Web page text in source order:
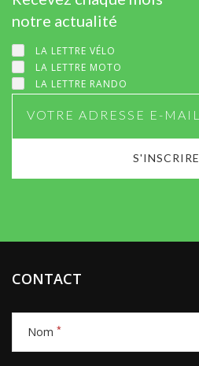
notre actualité
LA LETTRE VÉLO
LA LETTRE MOTO
LA LETTRE RANDO
S'INSCRIRE
CONTACT
Nom *